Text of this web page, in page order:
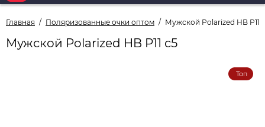
Главная Поляризованные очки оптом Мужской Polarized HB P11
Мужской Polarized HB P11 c5
Топ